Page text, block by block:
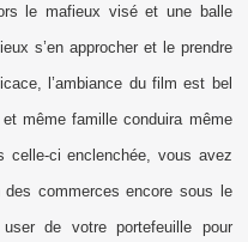
le mafieux visé et une balle
s’en approcher et le prendre
l’ambiance du film est bel
même famille conduira même
celle-ci enclenchée, vous avez
commerces encore sous le
de votre portefeuille pour